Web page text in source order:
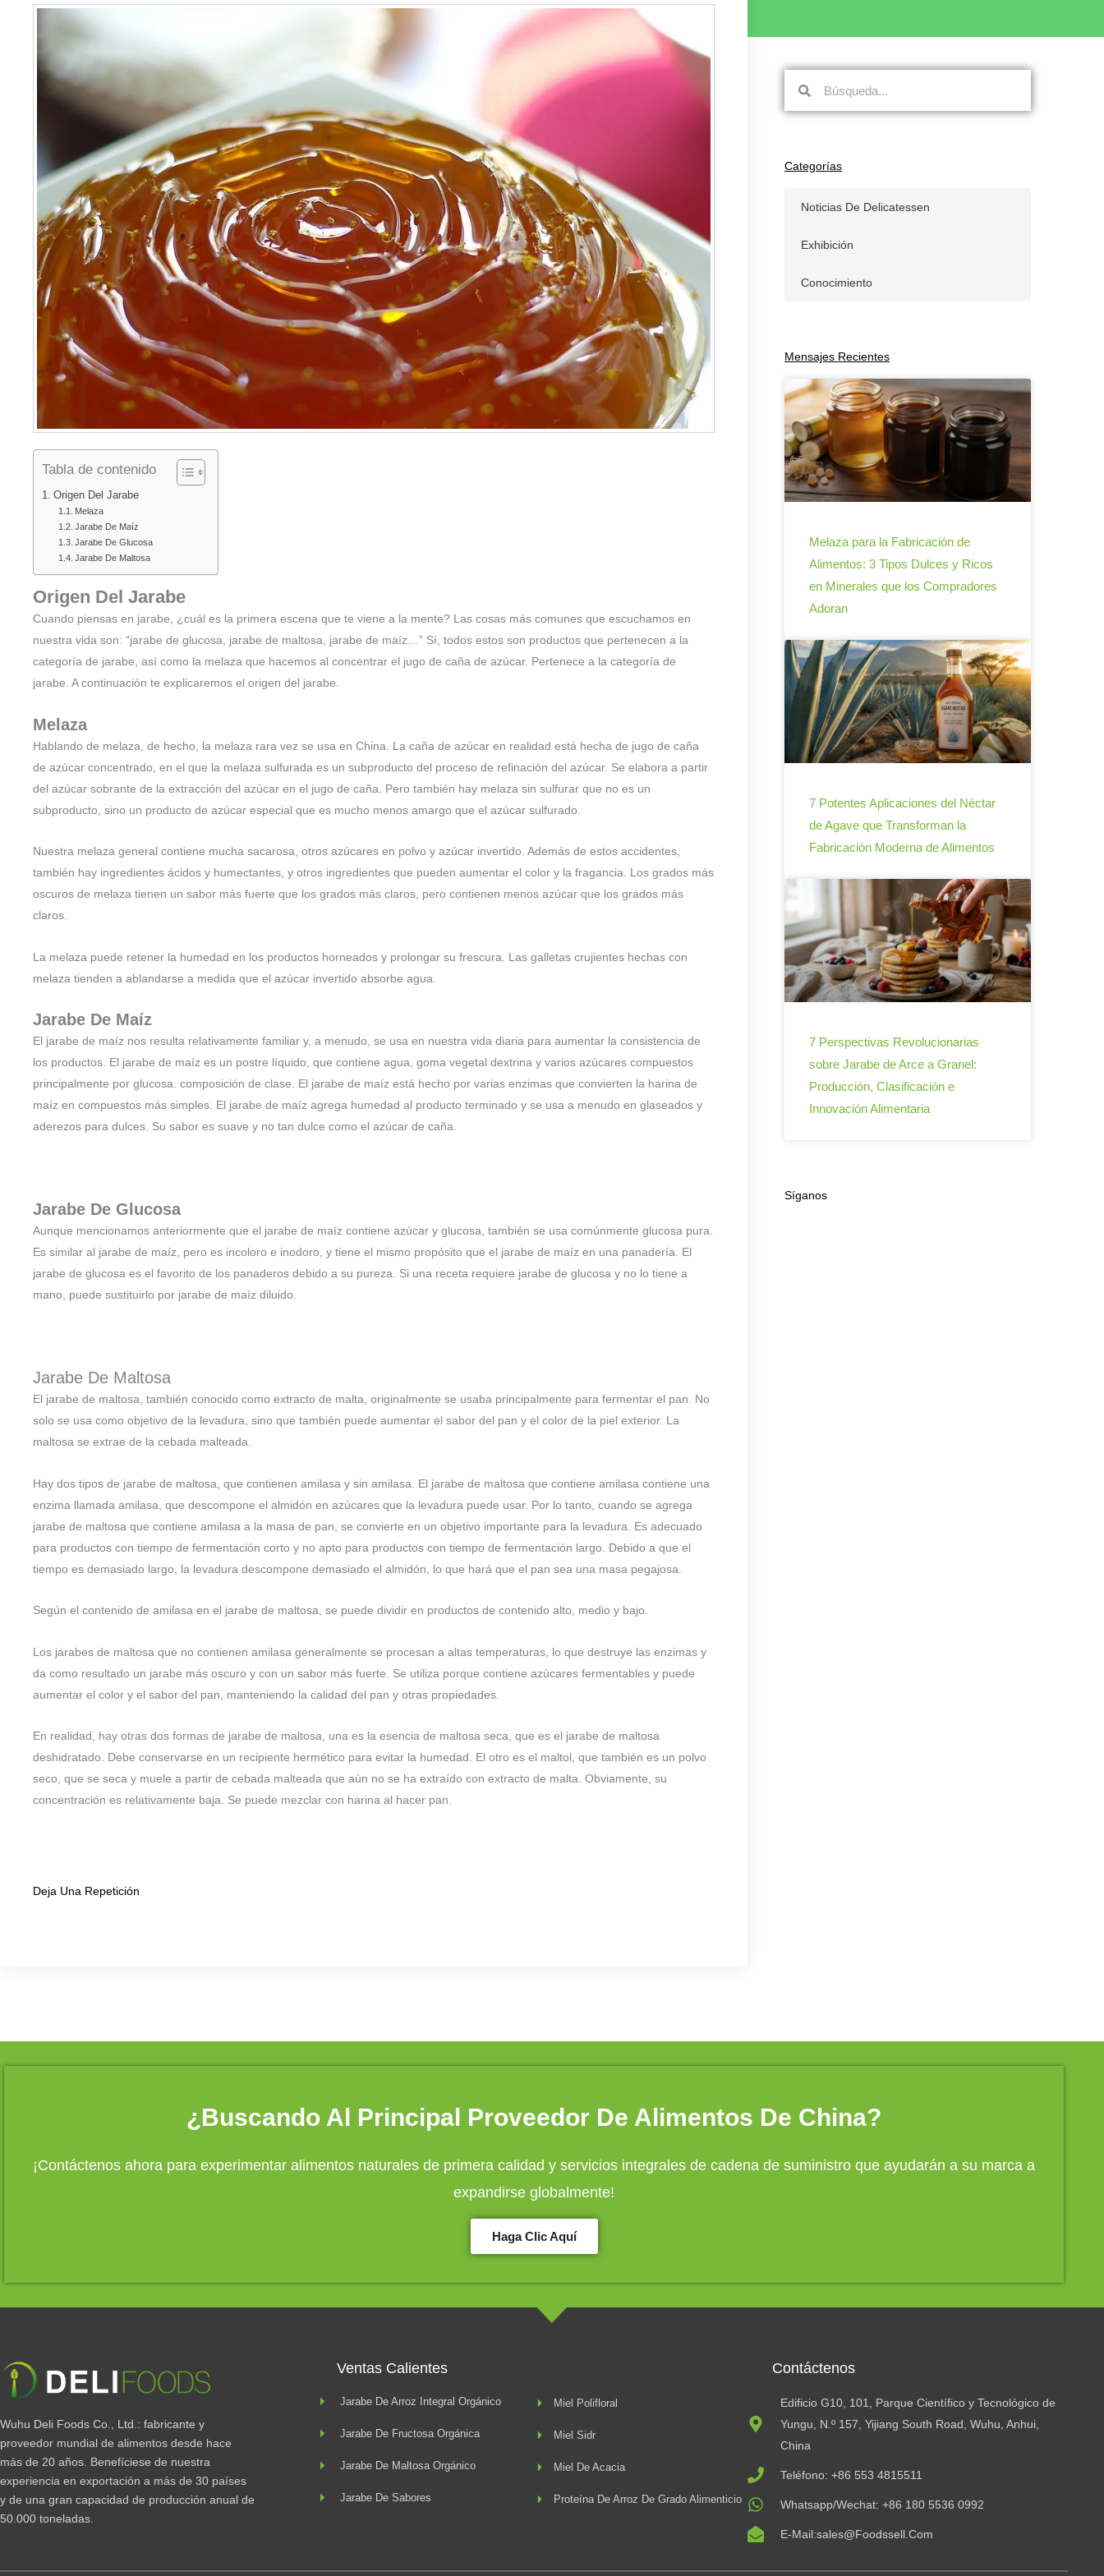
Tabla de contenido
Origen Del Jarabe
Melaza
Jarabe De Maíz
Jarabe De Glucosa
Jarabe De Maltosa
Origen Del Jarabe
Cuando piensas en jarabe, ¿cuál es la primera escena que te viene a la mente? Las cosas más comunes que escuchamos en
nuestra vida son: “jarabe de glucosa, jarabe de maltosa, jarabe de maíz…” Sí, todos estos son productos que pertenecen a la
categoría de jarabe, así como la melaza que hacemos al concentrar el jugo de caña de azúcar. Pertenece a la categoría de
jarabe. A continuación te explicaremos el origen del jarabe.
Melaza
Hablando de melaza, de hecho, la melaza rara vez se usa en China. La caña de azúcar en realidad está hecha de jugo de caña
de azúcar concentrado, en el que la melaza sulfurada es un subproducto del proceso de refinación del azúcar. Se elabora a partir
del azúcar sobrante de la extracción del azúcar en el jugo de caña. Pero también hay melaza sin sulfurar que no es un
subproducto, sino un producto de azúcar especial que es mucho menos amargo que el azúcar sulfurado.
Nuestra melaza general contiene mucha sacarosa, otros azúcares en polvo y azúcar invertido. Además de estos accidentes,
también hay ingredientes ácidos y humectantes, y otros ingredientes que pueden aumentar el color y la fragancia. Los grados más
oscuros de melaza tienen un sabor más fuerte que los grados más claros, pero contienen menos azúcar que los grados más
claros.
La melaza puede retener la humedad en los productos horneados y prolongar su frescura. Las galletas crujientes hechas con
melaza tienden a ablandarse a medida que el azúcar invertido absorbe agua.
Jarabe De Maíz
El jarabe de maíz nos resulta relativamente familiar y, a menudo, se usa en nuestra vida diaria para aumentar la consistencia de
los productos. El jarabe de maíz es un postre líquido, que contiene agua, goma vegetal dextrina y varios azúcares compuestos
principalmente por glucosa. composición de clase. El jarabe de maíz está hecho por varias enzimas que convierten la harina de
maíz en compuestos más simples. El jarabe de maíz agrega humedad al producto terminado y se usa a menudo en glaseados y
aderezos para dulces. Su sabor es suave y no tan dulce como el azúcar de caña.
Jarabe De Glucosa
Aunque mencionamos anteriormente que el jarabe de maíz contiene azúcar y glucosa, también se usa comúnmente glucosa pura.
Es similar al jarabe de maíz, pero es incoloro e inodoro, y tiene el mismo propósito que el jarabe de maíz en una panadería. El
jarabe de glucosa es el favorito de los panaderos debido a su pureza. Si una receta requiere jarabe de glucosa y no lo tiene a
mano, puede sustituirlo por jarabe de maíz diluido.
Jarabe De Maltosa
El jarabe de maltosa, también conocido como extracto de malta, originalmente se usaba principalmente para fermentar el pan. No
solo se usa como objetivo de la levadura, sino que también puede aumentar el sabor del pan y el color de la piel exterior. La
maltosa se extrae de la cebada malteada.
Hay dos tipos de jarabe de maltosa, que contienen amilasa y sin amilasa. El jarabe de maltosa que contiene amilasa contiene una
enzima llamada amilasa, que descompone el almidón en azúcares que la levadura puede usar. Por lo tanto, cuando se agrega
jarabe de maltosa que contiene amilasa a la masa de pan, se convierte en un objetivo importante para la levadura. Es adecuado
para productos con tiempo de fermentación corto y no apto para productos con tiempo de fermentación largo. Debido a que el
tiempo es demasiado largo, la levadura descompone demasiado el almidón, lo que hará que el pan sea una masa pegajosa.
Según el contenido de amilasa en el jarabe de maltosa, se puede dividir en productos de contenido alto, medio y bajo.
Los jarabes de maltosa que no contienen amilasa generalmente se procesan a altas temperaturas, lo que destruye las enzimas y
da como resultado un jarabe más oscuro y con un sabor más fuerte. Se utiliza porque contiene azúcares fermentables y puede
aumentar el color y el sabor del pan, manteniendo la calidad del pan y otras propiedades.
En realidad, hay otras dos formas de jarabe de maltosa, una es la esencia de maltosa seca, que es el jarabe de maltosa
deshidratado. Debe conservarse en un recipiente hermético para evitar la humedad. El otro es el maltol, que también es un polvo
seco, que se seca y muele a partir de cebada malteada que aún no se ha extraído con extracto de malta. Obviamente, su
concentración es relativamente baja. Se puede mezclar con harina al hacer pan.
Deja Una Repetición
Categorías
Noticias De Delicatessen
Exhibición
Conocimiento
Mensajes Recientes
Melaza para la Fabricación de
Alimentos: 3 Tipos Dulces y Ricos
en Minerales que los Compradores
Adoran
7 Potentes Aplicaciones del Néctar
de Agave que Transforman la
Fabricación Moderna de Alimentos
7 Perspectivas Revolucionarias
sobre Jarabe de Arce a Granel:
Producción, Clasificación e
Innovación Alimentaria
Síganos
¿Buscando Al Principal Proveedor De Alimentos De China?
¡Contáctenos ahora para experimentar alimentos naturales de primera calidad y servicios integrales de cadena de suministro que ayudarán a su marca a
expandirse globalmente!
Haga Clic Aquí
Wuhu Deli Foods Co., Ltd.: fabricante y
proveedor mundial de alimentos desde hace
más de 20 años. Benefíciese de nuestra
experiencia en exportación a más de 30 países
y de una gran capacidad de producción anual de
50.000 toneladas.
Ventas Calientes
Jarabe De Arroz Integral Orgánico
Jarabe De Fructosa Orgánica
Jarabe De Maltosa Orgánico
Jarabe De Sabores
Miel Polifloral
Miel Sidr
Miel De Acacia
Proteína De Arroz De Grado Alimenticio
Contáctenos
Edificio G10, 101, Parque Científico y Tecnológico de
Yungu, N.º 157, Yijiang South Road, Wuhu, Anhui,
China
Teléfono: +86 553 4815511
Whatsapp/Wechat: +86 180 5536 0992
E-Mail:sales@foodssell.com